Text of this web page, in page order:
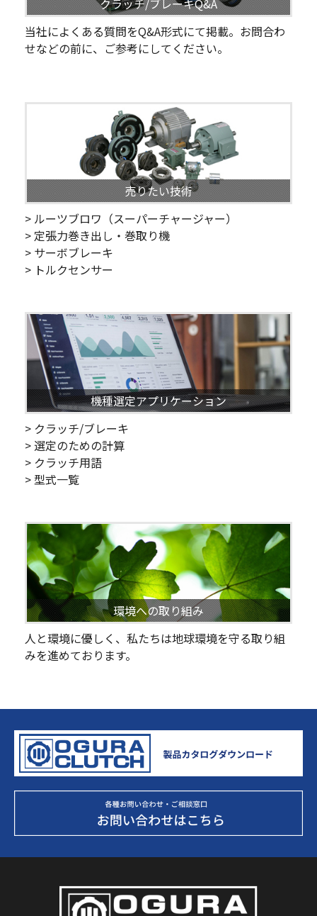
クラッチ/ブレーキQ&A
当社によくある質問をQ&A形式にて掲載。お問合わ
せなどの前に、ご参考にしてください。
売りたい技術
> ルーツブロワ（スーパーチャージャー）
> 定張力巻き出し・巻取り機
> サーボブレーキ
> トルクセンサー
機種選定アプリケーション
> クラッチ/ブレーキ
> 選定のための計算
> クラッチ用語
> 型式一覧
環境への取り組み
人と環境に優しく、私たちは地球環境を守る取り組
みを進めております。